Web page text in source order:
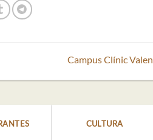
Campus Clínic
CULTURA